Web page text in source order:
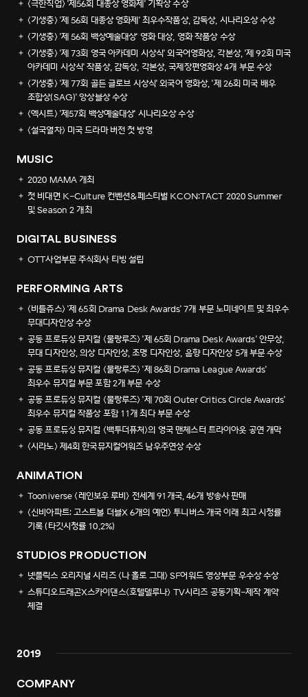
<극한직업> '제56회 대종상 영화제' 기획상 수상
<기생충> '제 56회 대종상 영화제' 최우수작품상, 감독상, 시나리오상 수상
<기생충> '제 56회 백상예술대상' 영화 대상, 영화 작품상 수상
<기생충> '제 73회 영국 아카데미 시상식' 외국어영화상, 각본상, '제 92회 미국
아카데미 시상식' 작품상, 감독상, 각본상, 국제장편영화상 4개 부문 수상
<기생충> '제 77회 골든 글로브 시상식' 외국어 영화상, '제 26회 미국 배우
조합상(SAG)' 앙상블상 수상
<엑시트> '제57회 백상예술대상' 시나리오상 수상
<설국열차> 미국 드라마 버전 첫 방영
MUSIC
2020 MAMA 개최
첫 비대면 K-Culture 컨벤션&페스티벌 KCON:TACT 2020 Summer
및 Season 2 개최
DIGITAL BUSINESS
OTT사업부문 주식회사 티빙 설립
PERFORMING ARTS
<비틀쥬스> '제 65회 Drama Desk Awards' 7개 부문 노미네이트 및 최우수
무대디자인상 수상
공동 프로듀싱 뮤지컬 <물랑루즈> '제 65회 Drama Desk Awards' 안무상,
무대 디자인상, 의상 디자인상, 조명 디자인상, 음향 디자인상 5개 부문 수상
공동 프로듀싱 뮤지컬 <물랑루즈> '제 86회 Drama League Awards'
최우수 뮤지컬 부문 포함 2개 부문 수상
공동 프로듀싱 뮤지컬 <물랑루즈> '제 70회 Outer Critics Circle Awards'
최우수 뮤지컬 작품상 포함 11개 최다 부문 수상
공동 프로듀싱 뮤지컬 <백투더퓨처>의 영국 맨체스터 트라이아웃 공연 개막
<시라노> 제4회 한국뮤지컬어워즈 남우주연상 수상
ANIMATION
Tooniverse <레인보우 루비> 전세계 91개국, 46개 방송사 판매
<신비아파트: 고스트볼 더블X 6개의 예언> 투니버스 개국 이래 최고 시청률
기록 (타깃시청률 10.2%)
STUDIOS PRODUCTION
넷플릭스 오리지널 시리즈 <나 홀로 그대> SF어워드 영상부문 우수상 수상
스튜디오드래곤X스카이댄스<호텔델루나> TV시리즈 공동기획-제작 계약
체결
2019
COMPANY